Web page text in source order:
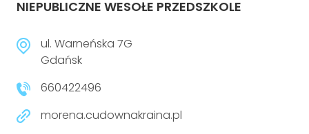
NIEPUBLICZNE WESOŁE PRZEDSZKOLE
ul. Warneńska 7G
Gdańsk
660422496
morena.cudownakraina.pl